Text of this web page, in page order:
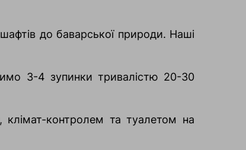
до баварської природи. Наші
3-4 зупинки тривалістю 20-30
контролем та туалетом на